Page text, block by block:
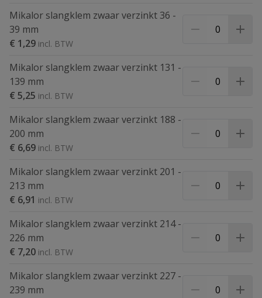
Mikalor slangklem zwaar verzinkt 36 -
39 mm
€ 1,29
Mikalor slangklem zwaar verzinkt 131 -
139 mm
€ 5,25
Mikalor slangklem zwaar verzinkt 188 -
200 mm
€ 6,69
Mikalor slangklem zwaar verzinkt 201 -
213 mm
€ 6,91
Mikalor slangklem zwaar verzinkt 214 -
226 mm
€ 7,20
Mikalor slangklem zwaar verzinkt 227 -
239 mm